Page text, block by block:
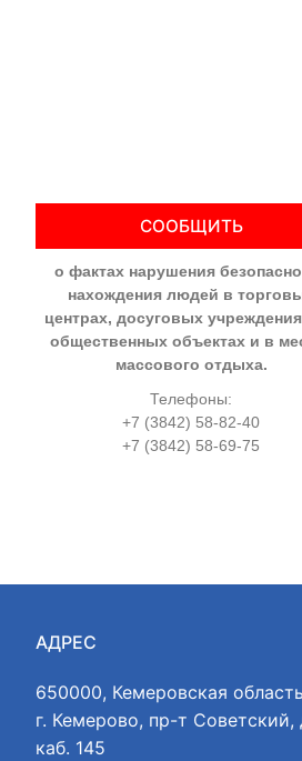
СООБЩИТЬ
о фактах нарушения
нахождения людей в
центрах, досуговых
общественных объектах и в
массового отдыха.
Телефоны:
+7 (3842) 58-82-40
+7 (3842) 58-69-75
АДРЕС
650000, Кемеровская
г. Кемерово, пр-т Советский,
каб. 145